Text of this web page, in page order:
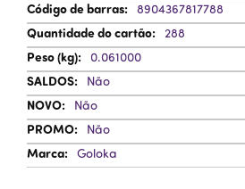
8904367817788
288
0.061000
Não
Não
Não
Goloka